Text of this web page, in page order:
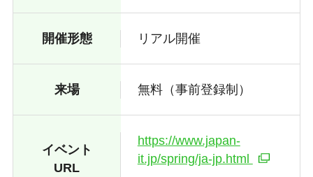
開催形態 リアル開催
来場 無料（事前登録制）
イベント
URL
https://www.japan-
it.jp/spring/ja-jp.html